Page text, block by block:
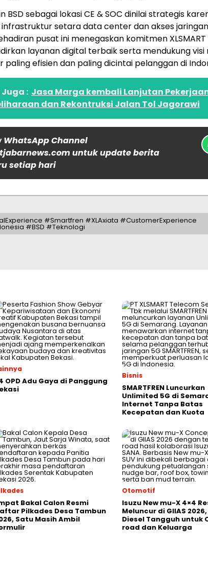
BSD sebagai lokasi CE & SOC dinilai strategis
infrastruktur setara data center dan akses
pusat ini menegaskan komitmen
layanan digital terbaik serta mendukung visi
paling efisien dan paling dicintai pelanggan di
: Jasa Marga kembali Lanjutan
dan Rekontruksi Jalan Tol Jagorawi
WhatsApp Channel
untuk update berita
setiap hari
#Smartfren #XLAxiata #CustomerExperience
#BSD #Teknologi
OPD Adu Gaya di Panggung
Bisnis
SMARTFREN Luncurkan
Unlimited 5G di
Internet Tanpa Batas
Kecepatan dan Kuota
Bakal Calon Resmi
Pilkades Desa Tambun
Satu Masih Ambil
Otomotif
Isuzu New mu-X 4×4
Meluncur di GIIAS 2026,
Diesel Tangguh untuk
road dan Keluarga